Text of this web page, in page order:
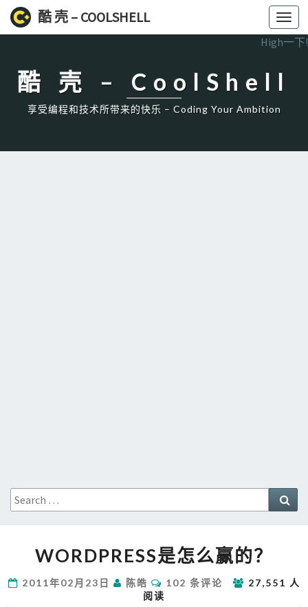
酷 壳 – COOLSHELL
High一下!
酷 壳 – CoolShell
享受编程和技术所带来的快乐 – Coding Your Ambition
Search
for:
是
么
赢
WORDPRESS是怎么赢的？
2011年02月23日 陈皓
评
论
102 条评论
27,551 人
阅读